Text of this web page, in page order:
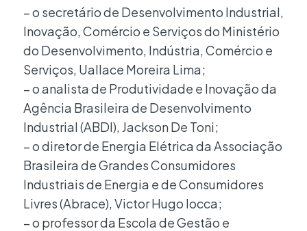
– o secretário de Desenvolvimento Industrial,
Inovação, Comércio e Serviços do Ministério
do Desenvolvimento, Indústria, Comércio e
Serviços, Uallace Moreira Lima;
– o analista de Produtividade e Inovação da
Agência Brasileira de Desenvolvimento
Industrial (ABDI), Jackson De Toni;
– o diretor de Energia Elétrica da Associação
Brasileira de Grandes Consumidores
Industriais de Energia e de Consumidores
Livres (Abrace), Victor Hugo Iocca;
– o professor da Escola de Gestão e